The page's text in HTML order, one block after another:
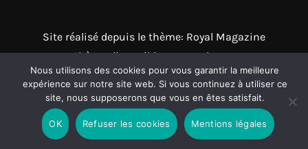
Site réalisé depuis le thème: Royal Magazine
Thème disponible sur Wordpress
Nous utilisons des cookies pour vous garantir la meilleure
expérience sur notre site web. Si vous continuez à utiliser ce
site, nous supposerons que vous en êtes satisfait.
OK Refuser les cookies Mentions légales